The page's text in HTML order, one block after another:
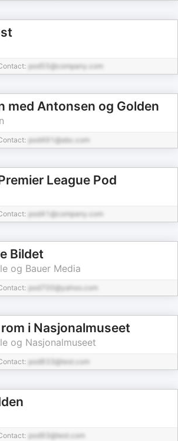
pod55@company.com
med Antonsen og Golden
pod491@abc.com
League Pod
pod41@company.com
Bildet
og Bauer Media
pod700@yahoo.com
i Nasjonalmuseet
og Nasjonalmuseet
pod833@test.com
pod93@test.com